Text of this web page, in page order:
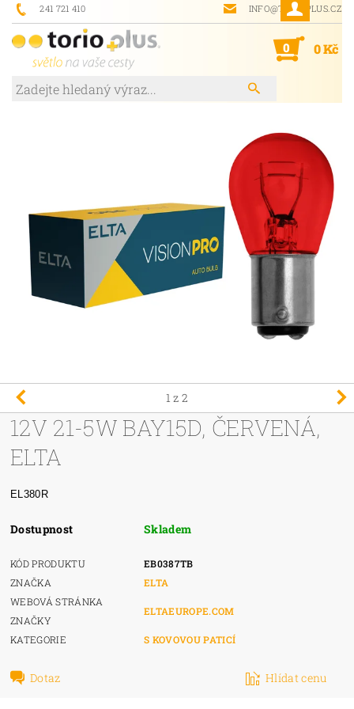
241 721 410 INFO@TORIOPLUS.CZ
0 0 Kč
1 z 2
12V 21-5W BAY15D, ČERVENÁ,
ELTA
EL380R
Dostupnost Skladem
KÓD PRODUKTU
EB0387TB
ZNAČKA
ELTA
WEBOVÁ STRÁNKA
ZNAČKY
ELTAEUROPE.COM
KATEGORIE S KOVOVOU PATICÍ
Dotaz Hlídat cenu